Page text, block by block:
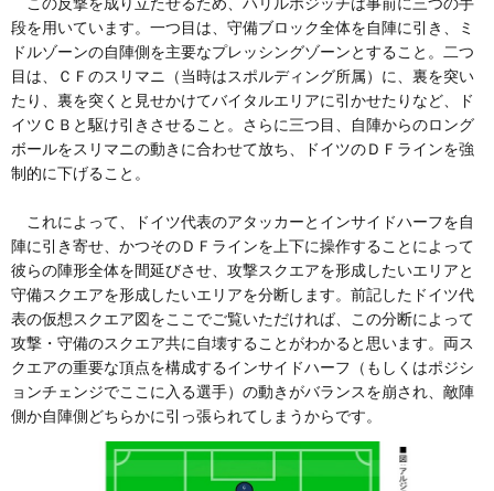
段を用いています。一つ目は、守備ブロック全体を自陣に引き、ミ
ドルゾーンの自陣側を主要なプレッシングゾーンとすること。二つ
目は、ＣＦのスリマニ（当時はスポルディング所属）に、裏を突い
たり、裏を突くと見せかけてバイタルエリアに引かせたりなど、ド
イツＣＢと駆け引きさせること。さらに三つ目、自陣からのロング
ボールをスリマニの動きに合わせて放ち、ドイツのＤＦラインを強
制的に下げること。
これによって、ドイツ代表のアタッカーとインサイドハーフを自
陣に引き寄せ、かつそのＤＦラインを上下に操作することによって
彼らの陣形全体を間延びさせ、攻撃スクエアを形成したいエリアと
守備スクエアを形成したいエリアを分断します。前記したドイツ代
表の仮想スクエア図をここでご覧いただければ、この分断によって
攻撃・守備のスクエア共に自壊することがわかると思います。両ス
クエアの重要な頂点を構成するインサイドハーフ（もしくはポジシ
ョンチェンジでここに入る選手）の動きがバランスを崩され、敵陣
側か自陣側どちらかに引っ張られてしまうからです。